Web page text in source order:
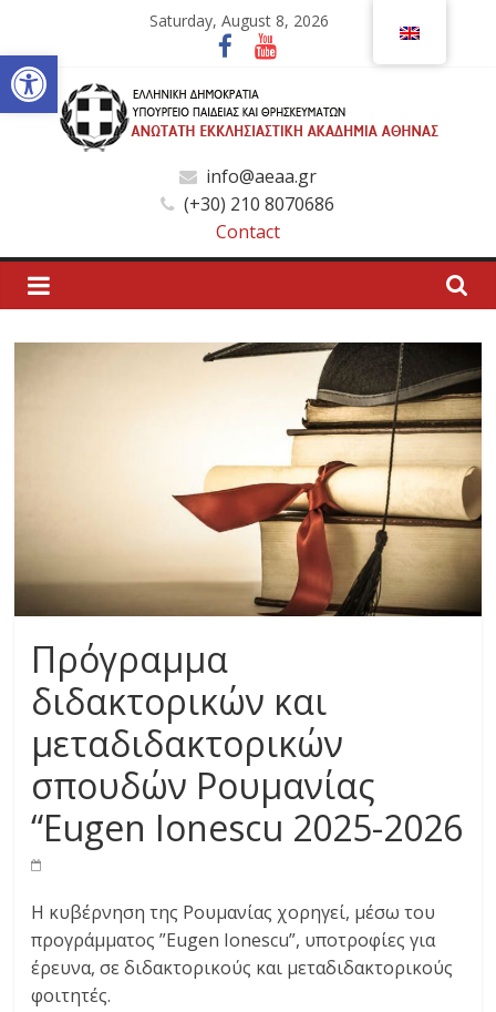
Open toolbar
content
Saturday, August 8, 2026
Ανώτατη
Εκκλησιαστική
Ακαδημία
Αθηνών
info@aeaa.gr
(+30) 210 8070686
Contact
Πρόγραμμα
διδακτορικών και
μεταδιδακτορικών
σπουδών Ρουμανίας
“Eugen Ionescu 2025-2026
Η κυβέρνηση της Ρουμανίας χορηγεί, μέσω του
προγράμματος ”Eugen Ionescu”, υποτροφίες για
έρευνα, σε διδακτορικούς και μεταδιδακτορικούς
φοιτητές.